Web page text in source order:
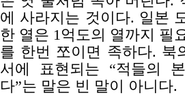
에 사라지는 것이다. 일본
한 열은 1억도의 열까지 필
를 한번 쪼이면 족하다. 북
서에 표현되는 “적들의
다”는 말은 빈 말이 아니다.